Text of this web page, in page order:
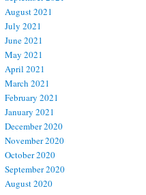
August 2021
July 2021
June 2021
May 2021
April 2021
March 2021
February 2021
January 2021
December 2020
November 2020
October 2020
September 2020
August 2020